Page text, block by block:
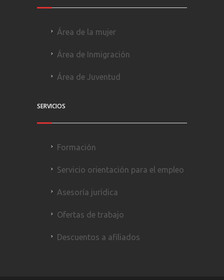
Área de la mujer
Área de Inmigración
Área de Juventud
SERVICIOS
Formación
Servicio orientación para el empleo
Asesoría jurídica
Ofertas de trabajo
Descuentos a afiliados